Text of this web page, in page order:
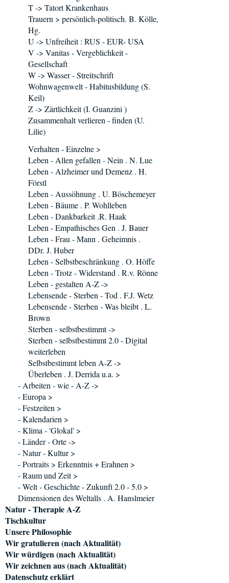
T -> Tatort Krankenhaus
Trauern > persönlich-politisch. B. Kölle,
Hg.
U -> Unfreiheit : RUS - EUR- USA
V -> Vanitas - Vergeblichkeit -
Gesellschaft
W -> Wasser - Streitschrift
Wohnwagenwelt - Habitusbildung (S.
Keil)
Z -> Zärtlichkeit (I. Guanzini )
Zusammenhalt verlieren - finden (U.
Lilie)
Verhalten - Einzelne >
Leben - Allen gefallen - Nein . N. Lue
Leben - Alzheimer und Demenz . H.
Förstl
Leben - Aussöhnung . U. Böschemeyer
Leben - Bäume . P. Wohlleben
Leben - Dankbarkeit .R. Haak
Leben - Empathisches Gen . J. Bauer
Leben - Frau - Mann . Geheimnis .
DDr. J. Huber
Leben - Selbstbeschränkung . O. Höffe
Leben - Trotz - Widerstand . R.v. Rönne
Leben - gestalten A-Z ->
Lebensende - Sterben - Tod . F.J. Wetz
Lebensende - Sterben - Was bleibt . L.
Brown
Sterben - selbstbestimmt ->
Sterben - selbstbestimmt 2.0 - Digital
weiterleben
Selbstbestimmt leben A-Z ->
Überleben . J. Derrida u.a. >
- Arbeiten - wie - A-Z ->
- Europa >
- Festzeiten >
- Kalendarien >
- Klima - 'Glokal' >
- Länder - Orte ->
- Natur - Kultur >
- Portraits > Erkenntnis + Erahnen >
- Raum und Zeit >
- Welt - Geschichte - Zukunft 2.0 - 5.0 >
Dimensionen des Weltalls . A. Hanslmeier
Natur - Therapie A-Z
Tischkultur
Unsere Philosophie
Wir gratulieren (nach Aktualität)
Wir würdigen (nach Aktualität)
Wir zeichnen aus (nach Aktualität)
Datenschutz erklärt